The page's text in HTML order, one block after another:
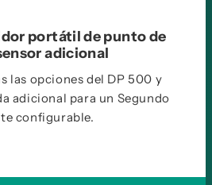
portátil de punto de
adicional
las opciones del DP 500 y
adicional para un Segundo
configurable.